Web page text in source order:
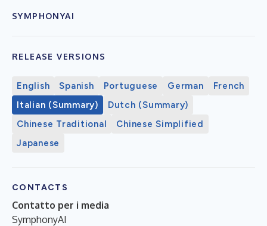
SYMPHONYAI
RELEASE VERSIONS
English Spanish Portuguese German
French
Italian (Summary)
Dutch (Summary)
Chinese Traditional
Chinese Simplified
Japanese
CONTACTS
Contatto per i media
SymphonyAI